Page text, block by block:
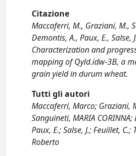
Citazione
Maccaferri, M., Graziani, M.,
Demontis, A., Paux, E., Salse,
Characterization and
mapping of Qyld.idw-3B, a
grain yield in durum wheat.
Tutti gli autori
Maccaferri, Marco; Graziani,
Sanguineti, MARIA
Paux, E.; Salse, J.; Feuillet, C.;
Roberto